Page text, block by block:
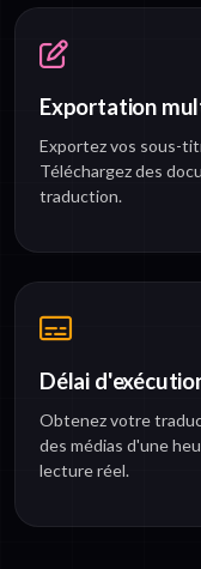
Exportation
Exportez vos sous-
Téléchargez des
traduction.
Délai
Obtenez votre
des médias d'une
lecture réel.